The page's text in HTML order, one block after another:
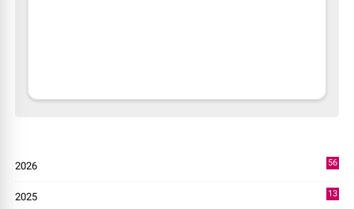
2026
56
2025
13